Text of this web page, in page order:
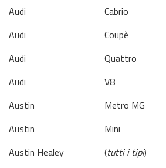
Audi
Cabrio
Audi
Coupè
Audi
Quattro
Audi
V8
Austin
Metro MG
Austin
Mini
Austin Healey
(tutti i tipi)